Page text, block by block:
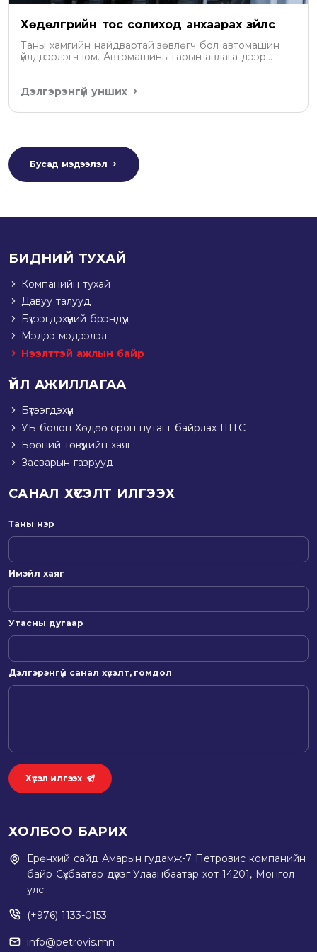
Хөдөлгүүрийн тос солиход анхаарах зүйлс
Таны хамгийн найдвартай зөвлөгч бол автомашин
үйлдвэрлэгч юм. Автомашины гарын авлага дээр
Дэлгэрэнгүй унших
Бусад мэдээлэл
БИДНИЙ ТУХАЙ
Компанийн тухай
Давуу талууд
Бүтээгдэхүүний брэндүүд
Мэдээ мэдээлэл
Нээлттэй ажлын байр
ҮЙЛ АЖИЛЛАГАА
Бүтээгдэхүүн
УБ болон Хөдөө орон нутагт байрлах ШТС
Бөөний төвүүдийн хаяг
Засварын газрууд
САНАЛ ХҮСЭЛТ ИЛГЭЭХ
Таны нэр
Имэйл хаяг
Утасны дугаар
Дэлгэрэнгүй санал хүсэлт, гомдол
Хүсэл илгээх
ХОЛБОО БАРИХ
Ерөнхий сайд Амарын гудамж-7 Петровис компанийн
байр Сүхбаатар дүүрэг Улаанбаатар хот 14201, Монгол
улс
(+976) 1133-0153
info@petrovis.mn